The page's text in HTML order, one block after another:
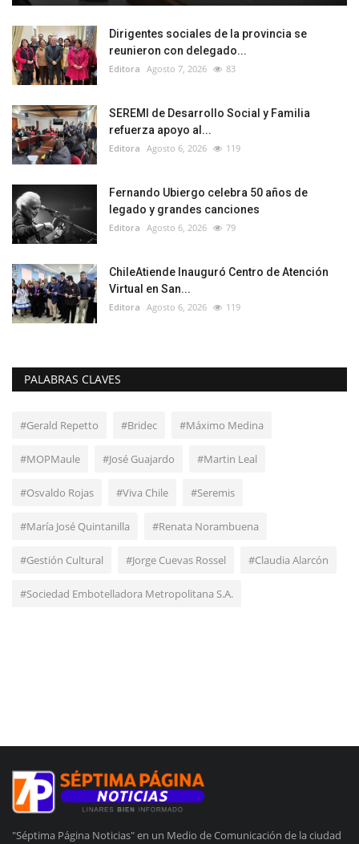
Dirigentes sociales de la provincia se
reunieron con delegado...
Editora Agosto 7, 2026 83
SEREMI de Desarrollo Social y Familia
refuerza apoyo al...
Editora Agosto 6, 2026 119
Fernando Ubiergo celebra 50 años de
legado y grandes canciones
Editora Agosto 6, 2026 79
ChileAtiende Inauguró Centro de Atención
Virtual en San...
Editora Agosto 6, 2026 119
PALABRAS CLAVES
#Gerald Repetto #Bridec #Máximo Medina
#MOPMaule #José Guajardo #Martin Leal
#Osvaldo Rojas #Viva Chile #Seremis
#María José Quintanilla #Renata Norambuena
#Gestión Cultural #Jorge Cuevas Rossel #Claudia Alarcón
#Sociedad Embotelladora Metropolitana S.A.
"Séptima Página Noticias" en un Medio de Comunicación de la ciudad